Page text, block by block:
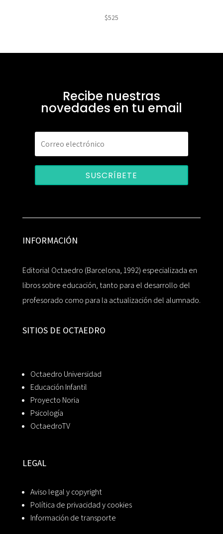
$525
Recibe nuestras
novedades en tu email
SUSCRÍBETE
INFORMACIÓN
Editorial Octaedro (Barcelona, 1992) especializada en
libros sobre educación, tanto para el desarrollo del
profesorado como para la actualización del alumnado.
SITIOS DE OCTAEDRO
Octaedro Universidad
Educación Infantil
Proyecto Noria
Psicología
OctaedroTV
LEGAL
Aviso legal y copyright
Política de privacidad y cookies
Información de transporte